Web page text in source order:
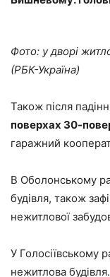
Фото: у дворі
(РБК-Україна)
Також після
поверхах 30-
гаражний
В Оболонському
будівля, також
нежитлової
У Голосіївському
нежитлова будівля.